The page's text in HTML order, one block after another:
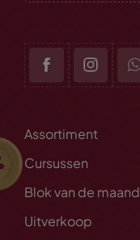
Assortiment
Cursussen
Blok van de maand
Uitverkoop